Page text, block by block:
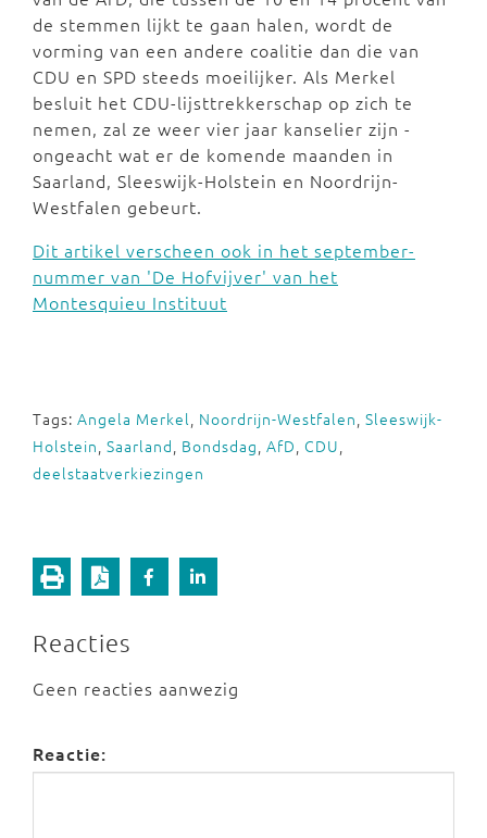
de stemmen lijkt te gaan halen, wordt de
vorming van een andere coalitie dan die van
CDU en SPD steeds moeilijker. Als Merkel
besluit het CDU-lijsttrekkerschap op zich te
nemen, zal ze weer vier jaar kanselier zijn -
ongeacht wat er de komende maanden in
Saarland, Sleeswijk-Holstein en Noordrijn-
Westfalen gebeurt.
Dit artikel verscheen ook in het september-
nummer van 'De Hofvijver' van het
Montesquieu Instituut
Tags: Angela Merkel, Noordrijn-Westfalen, Sleeswijk-
Holstein, Saarland, Bondsdag, AfD, CDU,
deelstaatverkiezingen
Reacties
Geen reacties aanwezig
Reactie: